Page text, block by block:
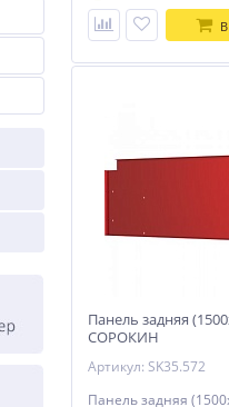
Панель задняя
СОРОКИН
Артикул: SK35.572
Панель задняя